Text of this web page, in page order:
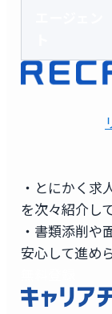
・とにかく求
を次々紹介し
・書類添削や
安心して進め